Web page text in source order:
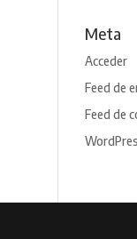
Meta
Acceder
Feed de
Feed de